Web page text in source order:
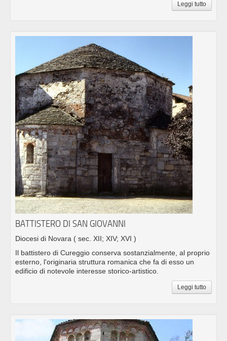
Leggi tutto
BATTISTERO DI SAN GIOVANNI
Diocesi di Novara ( sec. XII; XIV; XVI )
Il battistero di Cureggio conserva sostanzialmente, al proprio
esterno, l'originaria struttura romanica che fa di esso un
edificio di notevole interesse storico-artistico.
Leggi tutto